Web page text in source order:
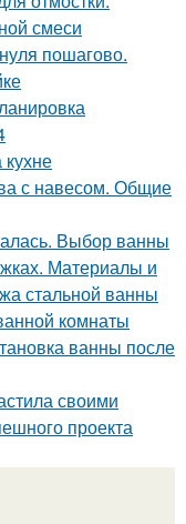
смеси
пошагово.
с навесом. Общие
Выбор ванны
Материалы и
стальной ванны
комнаты
ванны после
своими
проекта